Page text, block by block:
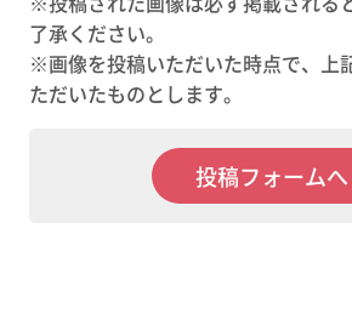
了承ください。
※画像を投稿いただいた時点で、上
ただいたものとします。
投稿フォームへ